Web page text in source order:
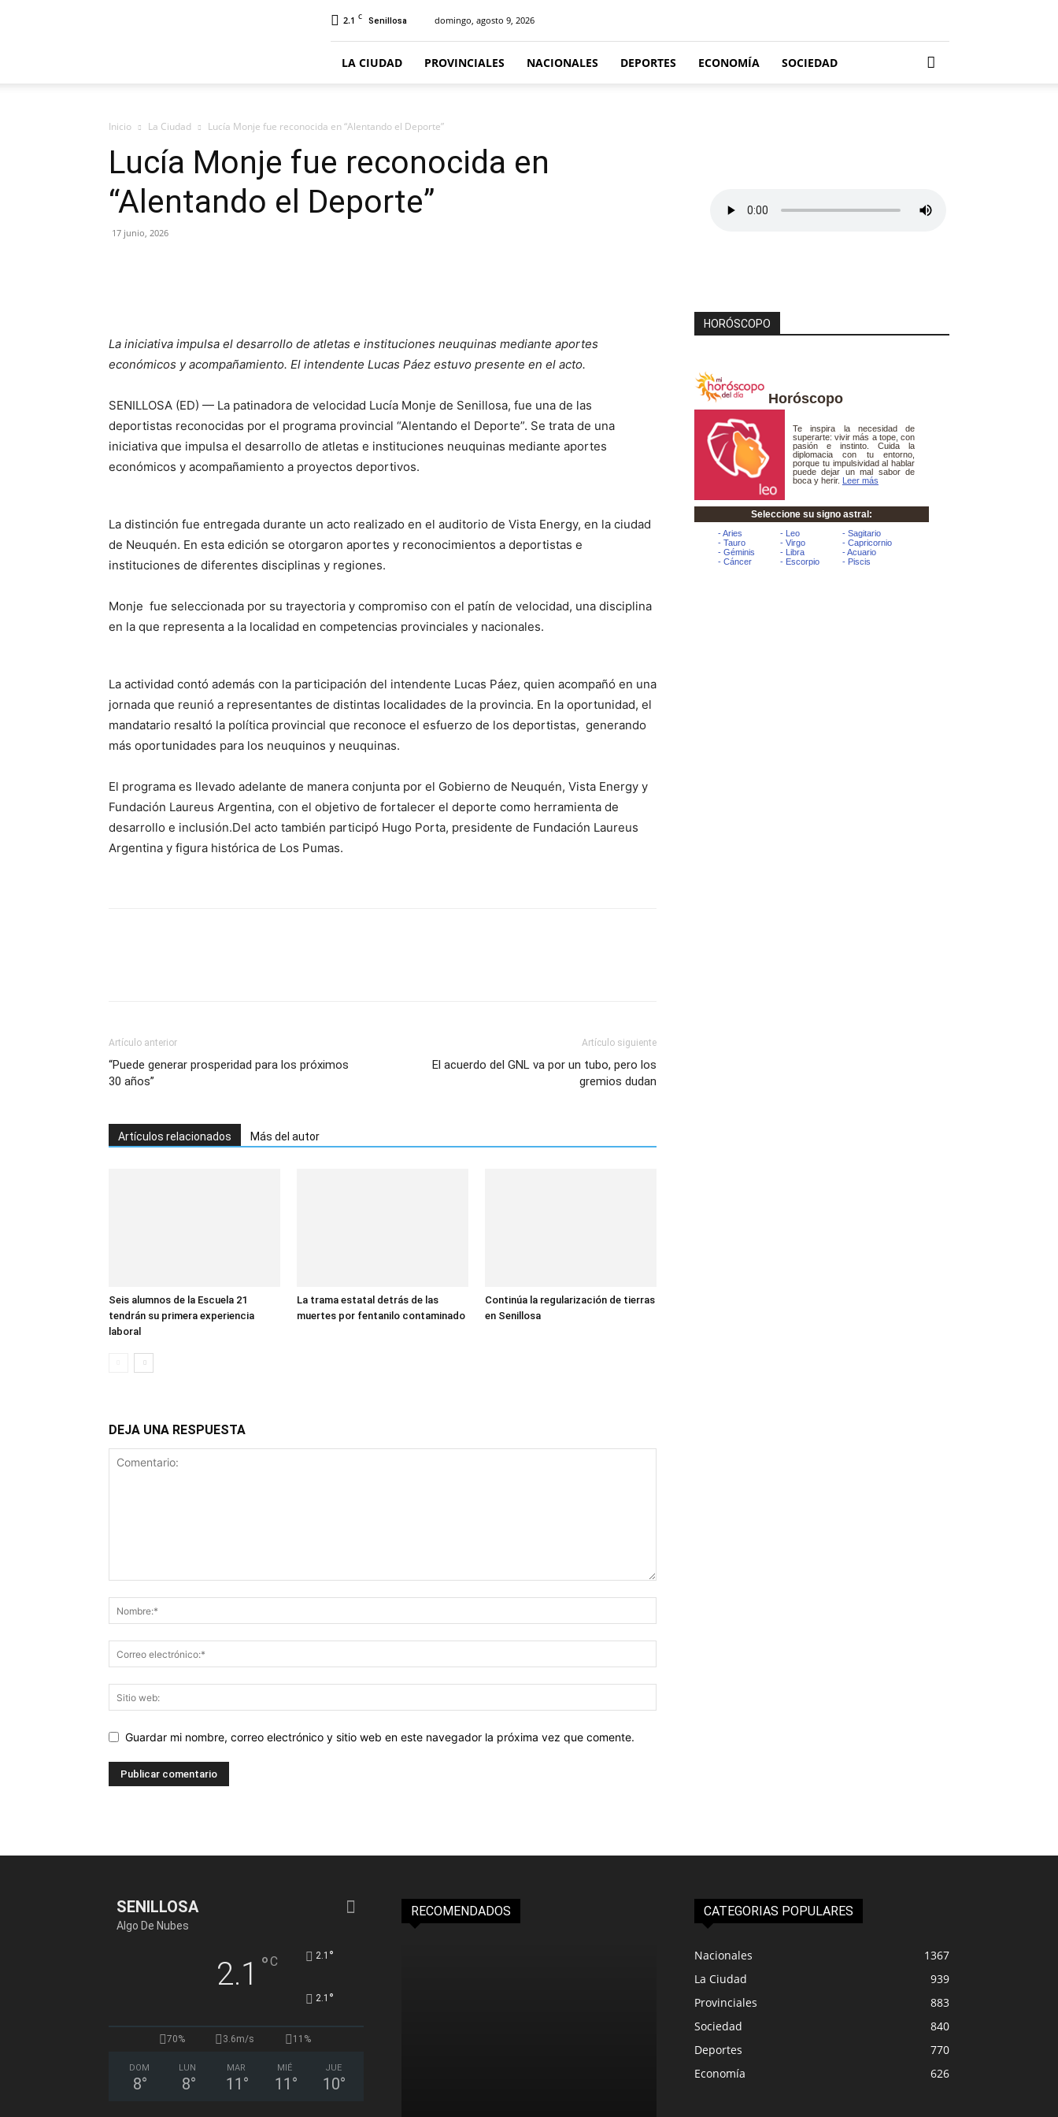
2.1 C Senillosa domingo, agosto 9, 2026
LA CIUDAD PROVINCIALES NACIONALES DEPORTES ECONOMÍA SOCIEDAD
Inicio La Ciudad Lucía Monje fue reconocida en “Alentando el Deporte”
Lucía Monje fue reconocida en
“Alentando el Deporte”
17 junio, 2026
La iniciativa impulsa el desarrollo de atletas e instituciones neuquinas mediante aportes
económicos y acompañamiento. El intendente Lucas Páez estuvo presente en el acto.
SENILLOSA (ED) — La patinadora de velocidad Lucía Monje de Senillosa, fue una de las
deportistas reconocidas por el programa provincial “Alentando el Deporte”. Se trata de una
iniciativa que impulsa el desarrollo de atletas e instituciones neuquinas mediante aportes
económicos y acompañamiento a proyectos deportivos.
La distinción fue entregada durante un acto realizado en el auditorio de Vista Energy, en la ciudad
de Neuquén. En esta edición se otorgaron aportes y reconocimientos a deportistas e
instituciones de diferentes disciplinas y regiones.
Monje fue seleccionada por su trayectoria y compromiso con el patín de velocidad, una disciplina
en la que representa a la localidad en competencias provinciales y nacionales.
La actividad contó además con la participación del intendente Lucas Páez, quien acompañó en una
jornada que reunió a representantes de distintas localidades de la provincia. En la oportunidad, el
mandatario resaltó la política provincial que reconoce el esfuerzo de los deportistas, generando
más oportunidades para los neuquinos y neuquinas.
El programa es llevado adelante de manera conjunta por el Gobierno de Neuquén, Vista Energy y
Fundación Laureus Argentina, con el objetivo de fortalecer el deporte como herramienta de
desarrollo e inclusión.Del acto también participó Hugo Porta, presidente de Fundación Laureus
Argentina y figura histórica de Los Pumas.
Artículo anterior
“Puede generar prosperidad para los próximos
30 años”
Artículo siguiente
El acuerdo del GNL va por un tubo, pero los
gremios dudan
Artículos relacionados Más del autor
Seis alumnos de la Escuela 21
tendrán su primera experiencia
laboral
La trama estatal detrás de las
muertes por fentanilo contaminado
Continúa la regularización de tierras
en Senillosa
DEJA UNA RESPUESTA
Guardar mi nombre, correo electrónico y sitio web en este navegador la próxima vez que comente.
HORÓSCOPO
Horóscopo
SENILLOSA
Algo De Nubes
2.1 °C 2.1 °
2.1 °
70% 3.6m/s 11%
DOM
8°
LUN
8°
MAR
11 °
MIÉ
11 °
JUE
10°
RECOMENDADOS CATEGORIAS POPULARES
Nacionales
1367
La Ciudad
939
Provinciales
883
Sociedad
840
Deportes
770
Economía
626